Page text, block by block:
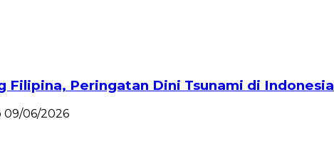
Filipina, Peringatan Dini Tsunami di Indonesia
09/06/2026